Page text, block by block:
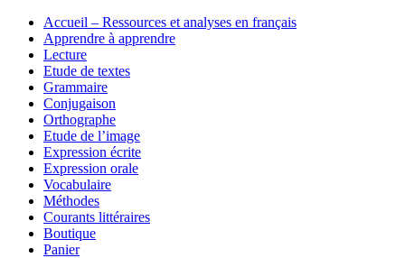
Aller
contenu
Accueil – Ressources et analyses en français
Apprendre à apprendre
Lecture
Etude de textes
Grammaire
Conjugaison
Orthographe
Etude de l’image
Expression écrite
Expression orale
Vocabulaire
Méthodes
Courants littéraires
Boutique
Panier